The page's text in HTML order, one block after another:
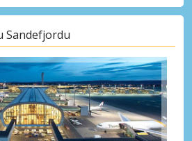
Sandefjordu